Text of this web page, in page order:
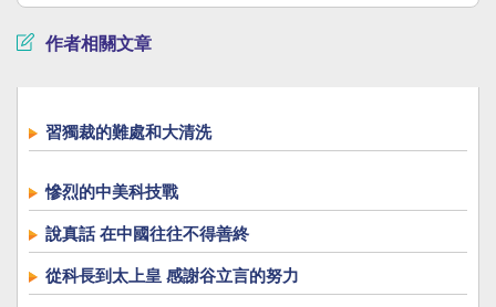
作者相關文章
習獨裁的難處和大清洗
慘烈的中美科技戰
說真話 在中國往往不得善終
從科長到太上皇 感謝谷立言的努力